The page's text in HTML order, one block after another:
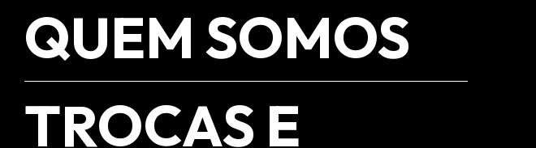
QUEM SOMOS
TROCAS E